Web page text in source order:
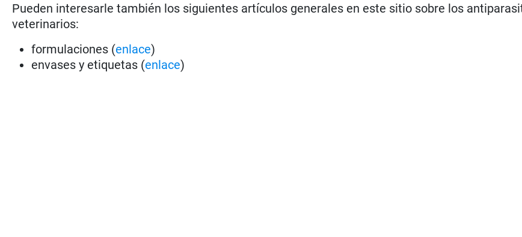
Pueden interesarle también los siguientes artículos generales en este sitio sobre los
veterinarios:
formulaciones (enlace)
envases y etiquetas (enlace)